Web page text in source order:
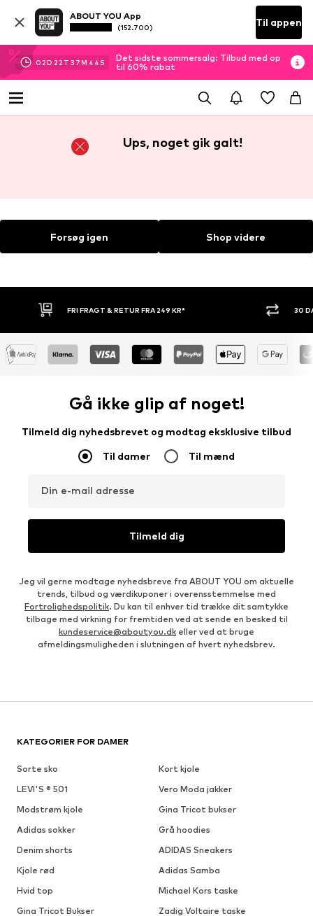
ABOUT YOU App
(152.700) Til appen
02D 22 T 37M 44 S
Det sidste sommersalg: Tilbud med op
til 60% rabat
Ups, noget gik galt!
Forsøg igen Shop videre
FRI FRAGT & RETUR FRA 249 KR* 30
Gå ikke glip af noget!
Tilmeld dig nyhedsbrevet og modtag eksklusive tilbud
Til damer Til mænd
Din e-mail adresse
Tilmeld dig
Jeg vil gerne modtage nyhedsbreve fra ABOUT YOU om aktuelle
trends, tilbud og værdikuponer i overensstemmelse med
Fortrolighedspolitik. Du kan til enhver tid trække dit samtykke
tilbage med virkning for fremtiden ved at sende en besked til
kundeservice@aboutyou.dk eller ved at bruge
afmeldingsmuligheden i slutningen af hvert nyhedsbrev.
KATEGORIER FOR DAMER
Sorte sko
Kort kjole
LEVI'S ® 501
Vero Moda jakker
Modstrøm kjole
Gina Tricot bukser
Adidas sokker
Grå hoodies
Denim shorts
ADIDAS Sneakers
Kjole rød
Adidas Samba
Hvid top
Michael Kors taske
Gina Tricot Bukser
Zadig Voltaire taske